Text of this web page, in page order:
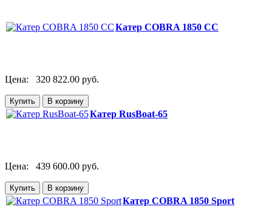
Катер COBRA 1850 CC
Цена: 320 822.00 руб.
Катер RusBoat-65
Цена: 439 600.00 руб.
Катер COBRA 1850 Sport